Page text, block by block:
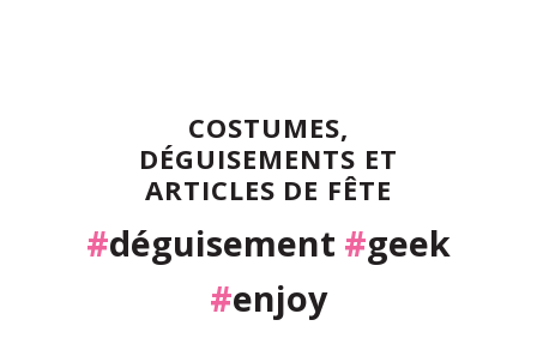
COSTUMES,
DÉGUISEMENTS ET
ARTICLES DE FÊTE
#déguisement #geek
#enjoy